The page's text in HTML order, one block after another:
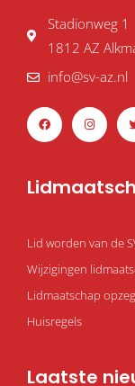
Stadionweg 1
1812 AZ
info@sv-az.nl
F
a
c
e
o
k
I
n
s
t
r
a
i
r
Lid worden van de
Wijzigingen
Lidmaatschap
Huisregels
Laatste